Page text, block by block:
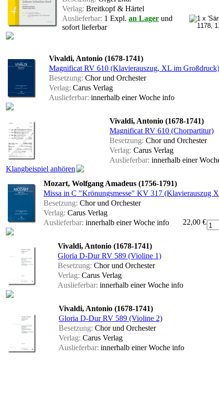
Verlag: Breitkopf & Härtel
Auslieferbar: 1 Expl. an Lager und
sofort lieferbar
Vivaldi, Antonio (1678-1741)
Magnificat RV 610 (Klavierauszug, XL im Großdruck)
Besetzung: Chor und Orchester
Verlag: Carus Verlag
Auslieferbar: innerhalb einer Woche info
Klangbeispiel anhören
Vivaldi, Antonio (1678-1741)
Magnificat RV 610 (Chorpartitur)
Besetzung: Chor und Orchester
Verlag: Carus Verlag
Auslieferbar: innerhalb einer
Mozart, Wolfgang Amadeus (1756-1791)
Missa in C "Krönungsmesse" KV 317 (Klavierauszug
Besetzung: Chor und Orchester
Verlag: Carus Verlag
Auslieferbar: innerhalb einer Woche info 22,00 €
Vivaldi, Antonio (1678-1741)
Gloria D-Dur RV 589 (Violine 1)
Besetzung: Chor und Orchester
Verlag: Carus Verlag
Auslieferbar: innerhalb einer Woche info
Vivaldi, Antonio (1678-1741)
Gloria D-Dur RV 589 (Violine 2)
Besetzung: Chor und Orchester
Verlag: Carus Verlag
Auslieferbar: innerhalb einer Woche info